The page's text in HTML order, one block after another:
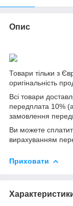
Опис
Товари тільки з
оригінальність
Всі товари
передплата 10%
замовлення
Ви можете
вирахуванням
Приховати